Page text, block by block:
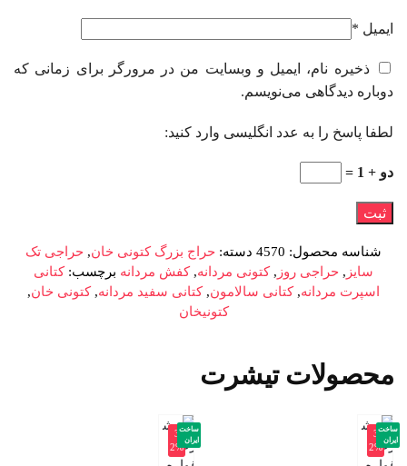
ایمیل *
ذخیره نام، ایمیل و وبسایت من در مرورگر برای زمانی که
دوباره دیدگاهی می‌نویسم.
لطفا پاسخ را به عدد انگلیسی وارد کنید:
دو + 1 =
شناسه محصول: 4570 دسته: حراج بزرگ کتونی خان, حراجی تک
سایز , حراجی روز ,کتونی مردانه,کفش مردانه برچسب:کتانی
اسپرت مردانه,کتانی سالامون,کتانی سفید مردانه,کتونی خان,
کتونیخان
محصولات تیشرت
-3
2%
ساخت
ایران
-3
2%
ساخت
ایران